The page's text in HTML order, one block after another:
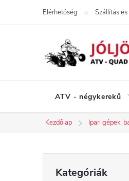
Elérhetőség Szállítás
ATV - négykerekű
Kezdőlap Ipari gépek,
O
átugrása
Kategóriák